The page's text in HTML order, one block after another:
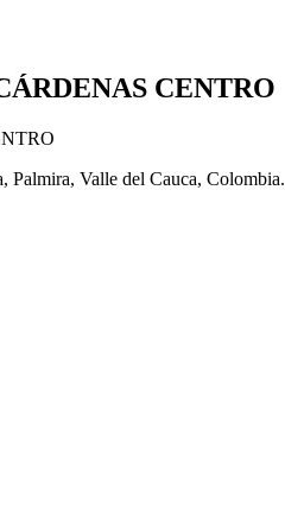
CENTRO
Valle del Cauca, Colombia.